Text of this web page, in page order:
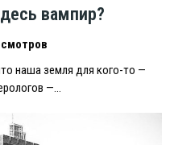
вампир?
наша земля для кого-то —
—…